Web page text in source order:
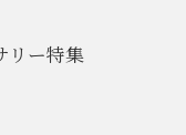
リー特集